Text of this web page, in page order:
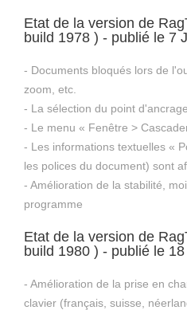
Etat de la version de
build 1978 ) - publié le 7
- Documents bloqués lors de
zoom, etc.
- La sélection du point
- Le menu « Fenêtre >
- Les informations textuelles «
les polices du document) sont
- Amélioration de la stabilité,
programme
Etat de la version de
build 1980 ) - publié le
- Amélioration de la prise en
clavier (français, suisse,